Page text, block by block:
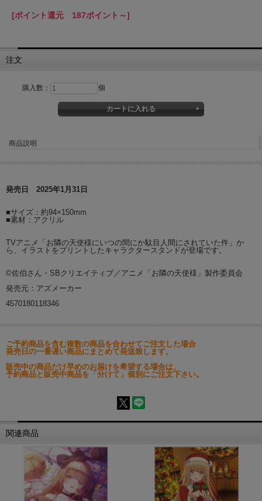
[ポイント還元 187ポイント～]
注文
購入数： 個
商品説明
発売日 2025年1月31日
■サイズ：約94×150mm
■素材：アクリル
TVアニメ「お隣の天使様にいつの間にか駄目人間にされていた件」か
ら、イラストをプリントしたキャラクタースタンドが登場です。
©佐伯さん・SBクリエイティブ／アニメ「お隣の天使様」製作委員会
発売元：アズメーカー
4570180118346
ご予約商品を含む複数の商品を合わせてご注文した場合
発売日の一番遅い商品にまとめて発送致します。
販売中の商品だけ早めのお届けを希望する場合は、
予約商品と販売中商品を「分けて」個別にご注文下さい。
関連商品